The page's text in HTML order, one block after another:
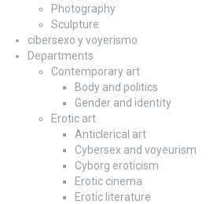
Photography
Sculpture
cibersexo y voyerismo
Departments
Contemporary art
Body and politics
Gender and identity
Erotic art
Anticlerical art
Cybersex and voyeurism
Cyborg eroticism
Erotic cinema
Erotic literature